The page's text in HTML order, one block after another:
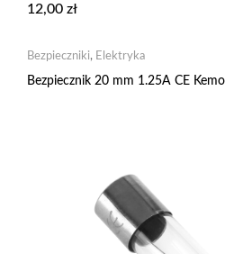
12,00 zł
Bezpieczniki, Elektryka
Bezpiecznik 20 mm 1.25A CE